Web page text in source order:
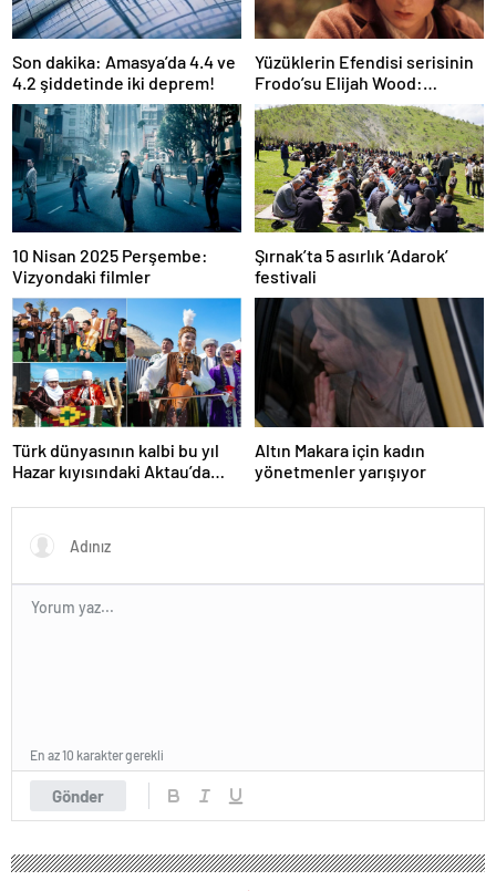
Son dakika: Amasya’da 4.4 ve
4.2 şiddetinde iki deprem!
Yüzüklerin Efendisi serisinin
Frodo’su Elijah Wood:
Filmlerde yüksek paralar
kazanmadım
10 Nisan 2025 Perşembe:
Vizyondaki filmler
Şırnak’ta 5 asırlık ‘Adarok’
festivali
Türk dünyasının kalbi bu yıl
Hazar kıyısındaki Aktau’da
Altın Makara için kadın
yönetmenler yarışıyor
Gönder
En az 10 karakter gerekli